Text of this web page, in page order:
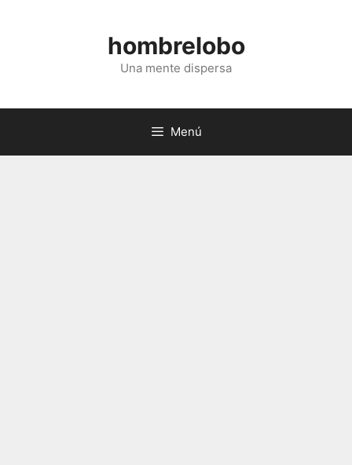
hombrelobo
Una mente dispersa
Menú